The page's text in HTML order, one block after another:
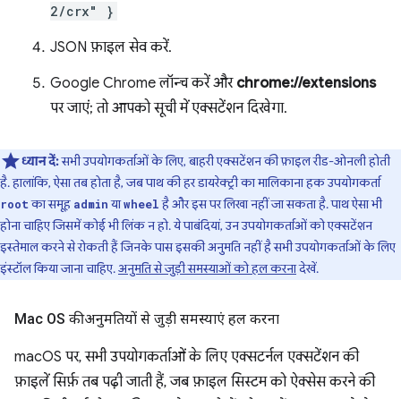
2/crx" }
JSON फ़ाइल सेव करें.
Google Chrome लॉन्च करें और chrome://extensions
पर जाएं; तो आपको सूची में एक्सटेंशन दिखेगा.
ध्यान दें:सभी उपयोगकर्ताओं के लिए, बाहरी एक्सटेंशन की फ़ाइल रीड-ओनली होती
है. हालांकि, ऐसा तब होता है, जब पाथ की हर डायरेक्ट्री का मालिकाना हक उपयोगकर्ता
rootका समूह adminयाwheelहै और इस पर लिखा नहीं जा सकता है. पाथ ऐसा भी
होना चाहिए जिसमें कोई भी लिंक न हो. ये पाबंदियां, उन उपयोगकर्ताओं को एक्सटेंशन
इस्तेमाल करने से रोकती हैं जिनके पास इसकी अनुमति नहीं है सभी उपयोगकर्ताओं के लिए
इंस्टॉल किया जाना चाहिए.अनुमति से जुड़ी समस्याओं को हल करनादेखें.
Mac OS की अनुमतियों से जुड़ी समस्याएं हल करना
macOS पर, सभी उपयोगकर्ताओं के लिए एक्सटर्नल एक्सटेंशन की
फ़ाइलें सिर्फ़ तब पढ़ी जाती हैं, जब फ़ाइल सिस्टम को ऐक्सेस करने की